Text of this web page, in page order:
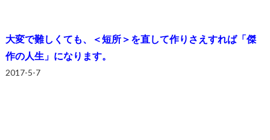
大変で難しくても、＜短所＞を直して作りさえすれば「傑
作の人生」になります。
2017-5-7